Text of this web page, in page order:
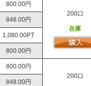
800.00円
200口
在庫
848.00円
1,080.00PT
800.00円
800.00円
200口
848.00円